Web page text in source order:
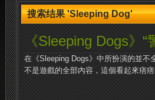
搜索结果 'Sleeping Dog'
《Sleeping Dogs》
在《Sleeping Dogs》中所扮演的並不
不是遊戲的全部內容，這個看起來痞